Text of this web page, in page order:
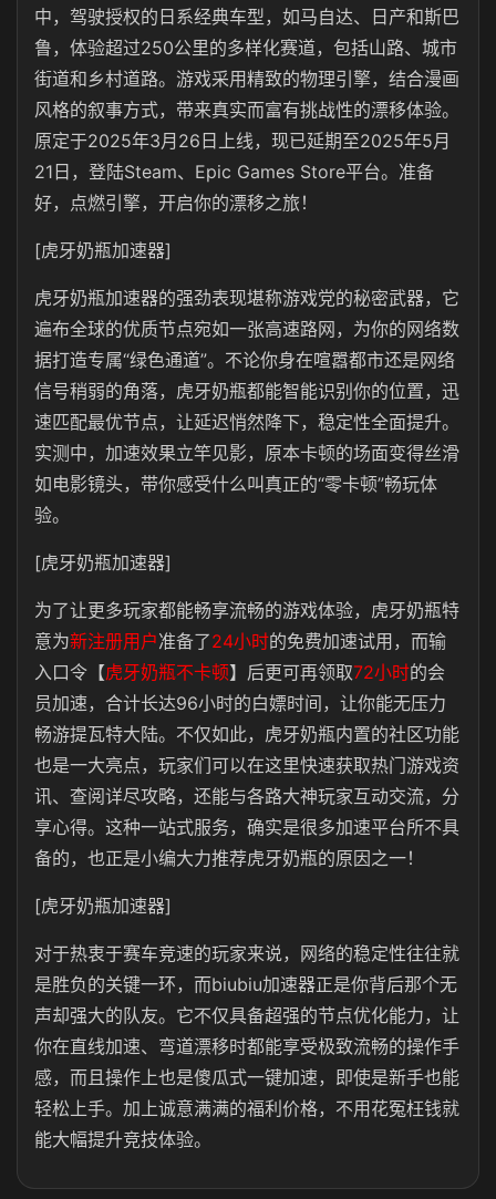
中，驾驶授权的日系经典车型，如马自达、日产和斯巴
鲁，体验超过250公里的多样化赛道，包括山路、城市
街道和乡村道路。游戏采用精致的物理引擎，结合漫画
风格的叙事方式，带来真实而富有挑战性的漂移体验。
原定于2025年3月 26 日上线，现已延期至2025年5月
21 日，登陆Steam、 Epic Games Store平台。准备
好，点燃引擎，开启你的漂移之旅！
[虎牙奶瓶加速器]
虎牙奶瓶加速器的强劲表现堪称游戏党的秘密武器，它
遍布全球的优质节点宛如一张高速路网，为你的网络数
据打造专属“绿色通道”。不论你身在喧嚣都市还是网络
信号稍弱的角落，虎牙奶瓶都能智能识别你的位置，迅
速匹配最优节点，让延迟悄然降下，稳定性全面提升。
实测中，加速效果立竿见影，原本卡顿的场面变得丝滑
如电影镜头，带你感受什么叫真正的“零卡顿”畅玩体
验。
[虎牙奶瓶加速器]
为了让更多玩家都能畅享流畅的游戏体验， 虎牙奶瓶特
意为新注册用户准备了24小时的免费加速试用，而输
入口令【虎牙奶瓶不卡顿】后更可再领取72小时的会
员加速，合计长达96小时的白嫖时间，让你能无压力
畅游提瓦特大陆。不仅如此，虎牙奶瓶内置的社区功能
也是一大亮点，玩家们可以在这里快速获取热门游戏资
讯、查阅详尽攻略，还能与各路大神玩家互动交流，分
享心得。这种一站式服务，确实是很多加速平台所不具
备的，也正是小编大力推荐虎牙奶瓶的原因之一！
[虎牙奶瓶加速器]
对于热衷于赛车竞速的玩家来说，网络的稳定性往往就
是胜负的关键一环，而biubiu加速器正是你背后那个无
声却强大的队友。它不仅具备超强的节点优化能力，让
你在直线加速、弯道漂移时都能享受极致流畅的操作手
感，而且操作上也是傻瓜式一键加速，即使是新手也能
轻松上手。加上诚意满满的福利价格，不用花冤枉钱就
能大幅提升竞技体验。